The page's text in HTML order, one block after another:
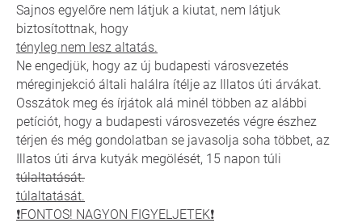
Sajnos egyelőre nem látjuk a kiutat, nem látjuk
biztosítottnak, hogy
tényleg nem lesz altatás.
Ne engedjük, hogy az új budapesti városvezetés
méreginjekció általi halálra ítélje az Illatos úti árvákat.
Osszátok meg és írjátok alá minél többen az alábbi
petíciót, hogy a budapesti városvezetés végre észhez
térjen és még gondolatban se javasolja soha többet, az
Illatos úti árva kutyák megölését, 15 napon túli
túlaltatását.
túlaltatását.
❗️FONTOS! NAGYON FIGYELJETEK❗️